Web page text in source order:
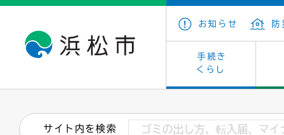
お知らせ 防
手続き
くらし
戸籍・住民の手続き 保険・年金
子育て・青少年・若者 教育
健康・医療 福祉
文化・芸術 文化財
産業振興 カーボンニ
市の概要 庁舎案内
サイト内を検索